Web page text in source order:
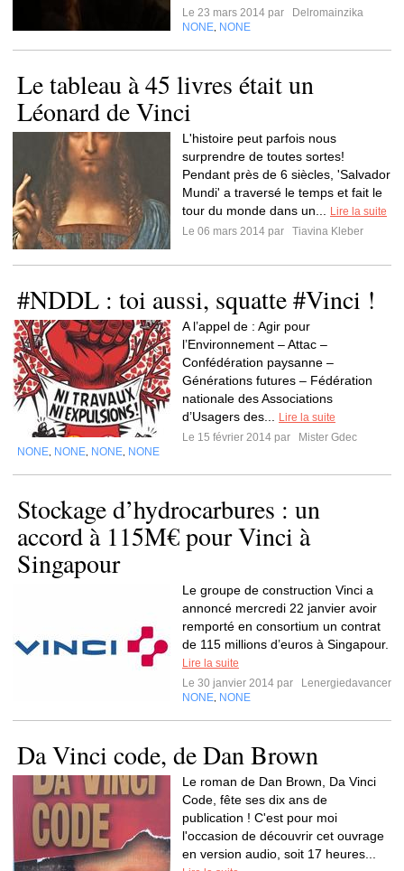
Le 23 mars 2014 par
Delromainzika
NONE NONE
Le tableau à 45 livres était un
Léonard de Vinci
L'histoire peut parfois nous
surprendre de toutes sortes!
Pendant près de 6 siècles, 'Salvador
Mundi' a traversé le temps et fait le
tour du monde dans un...
Lire la suite
Le 06 mars 2014 par
Tiavina Kleber
#NDDL : toi aussi, squatte #Vinci !
A l’appel de : Agir pour
l’Environnement – Attac –
Confédération paysanne –
Générations futures – Fédération
nationale des Associations
d’Usagers des...
Lire la suite
Le 15 février 2014 par
Mister Gdec
NONE NONE NONE NONE
Stockage d’hydrocarbures : un
accord à 115M€ pour Vinci à
Singapour
Le groupe de construction Vinci a
annoncé mercredi 22 janvier avoir
remporté en consortium un contrat
de 115 millions d’euros à Singapour.
Lire la suite
Le 30 janvier 2014 par
Lenergiedavancer
NONE NONE
Da Vinci code, de Dan Brown
Le roman de Dan Brown, Da Vinci
Code, fête ses dix ans de
publication ! C'est pour moi
l'occasion de découvrir cet ouvrage
en version audio, soit 17 heures...